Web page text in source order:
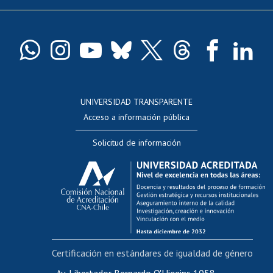
Docentes
Evaluación docente
Calificación académica
Postulación al AUCAI
Funcionarias/os
Cursos internos de capacitación
Bienestar del personal
Portal de movilidad interna
Certificado de renta
UNIVERSIDAD TRANSPARENTE
Acceso a información pública
Solicitud de información
Certificación en estándares de igualdad de género